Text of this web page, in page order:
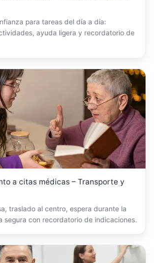
para tareas del día a día:
ayuda ligera y recordatorio de
a citas médicas – Transporte y
traslado al centro, espera durante la
segura con recordatorio de indicaciones.